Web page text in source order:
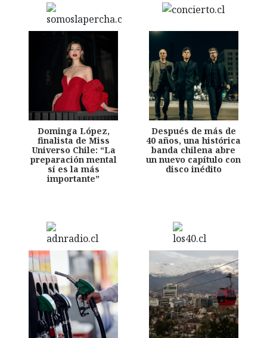
Dominga López,
finalista de Miss
Universo Chile: “La
preparación mental
sí es la más
importante”
Después de más de
40 años, una histórica
banda chilena abre
un nuevo capítulo con
disco inédito